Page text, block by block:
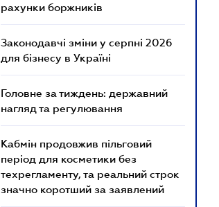
рахунки боржників
Законодавчі зміни у серпні 2026
для бізнесу в Україні
Головне за тиждень: державний
нагляд та регулювання
Кабмін продовжив пільговий
період для косметики без
техрегламенту, та реальний строк
значно коротший за заявлений